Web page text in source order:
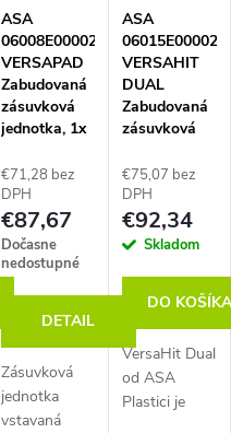
80 mm pre
kuchyne,
kancelárie...
praktickosť.
Ponúka 1x
zásuvku 230
V a...
ASA
06008E00002
VERSAPAD
Zabudovaná
zásuvková
jednotka, 1x
nabíjačka
USB A, kábel
2 m, čierna
€71,28 bez
DPH
€87,67
Dočasne
nedostupné
DETAIL
Zásuvková
jednotka
vstavaná
ASA
06015E00002
VERSAHIT
DUAL
Zabudovaná
zásuvková
zásuvka,
kartáčovaný
nikl
€75,07 bez
DPH
€92,34
Skladom
DO
VersaHit Dual
od ASA
Plastici je